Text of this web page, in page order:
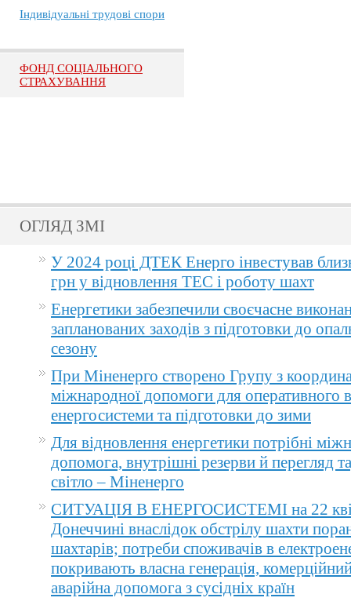
Індивідуальні трудові спори
ФОНД СОЦІАЛЬНОГО
СТРАХУВАННЯ
ОГЛЯД ЗМІ
У 2024 році ДТЕК Енерго інвестував
грн у відновлення ТЕС і роботу шахт
Енергетики забезпечили своєчасне
запланованих заходів з підготовки до
сезону
При Міненерго створено Групу з
міжнародної допомоги для оперативного
енергосистеми та підготовки до зими
Для відновлення енергетики потрібні
допомога, внутрішні резерви й перегляд
світло – Міненерго
СИТУАЦІЯ В ЕНЕРГОСИСТЕМІ на 22
Донеччині внаслідок обстрілу шахти
шахтарів; потреби споживачів в
покривають власна генерація,
аварійна допомога з сусідніх країн